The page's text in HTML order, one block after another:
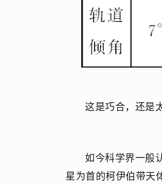
这是巧合，还是
如今科学界一般
星为首的柯伊伯带天